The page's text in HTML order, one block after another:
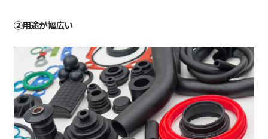
②用途が幅広い